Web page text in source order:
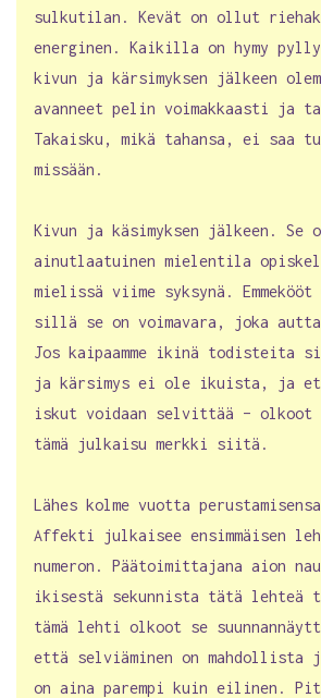
sulkutilan. Kevät on ollut
energinen. Kaikilla on hymy
kivun ja kärsimyksen jälkeen
avanneet pelin voimakkaasti ja
Takaisku, mikä tahansa, ei saa
missään.
Kivun ja käsimyksen jälkeen. Se
ainutlaatuinen mielentila
mielissä viime syksynä.
sillä se on voimavara, joka
Jos kaipaamme ikinä todisteita
ja kärsimys ei ole ikuista, ja
iskut voidaan selvittää – olkoot
tämä julkaisu merkki siitä.
Lähes kolme vuotta
Affekti julkaisee ensimmäisen
numeron. Päätoimittajana aion
ikisestä sekunnista tätä lehteä
tämä lehti olkoot se
että selviäminen on mahdollista
on aina parempi kuin eilinen.